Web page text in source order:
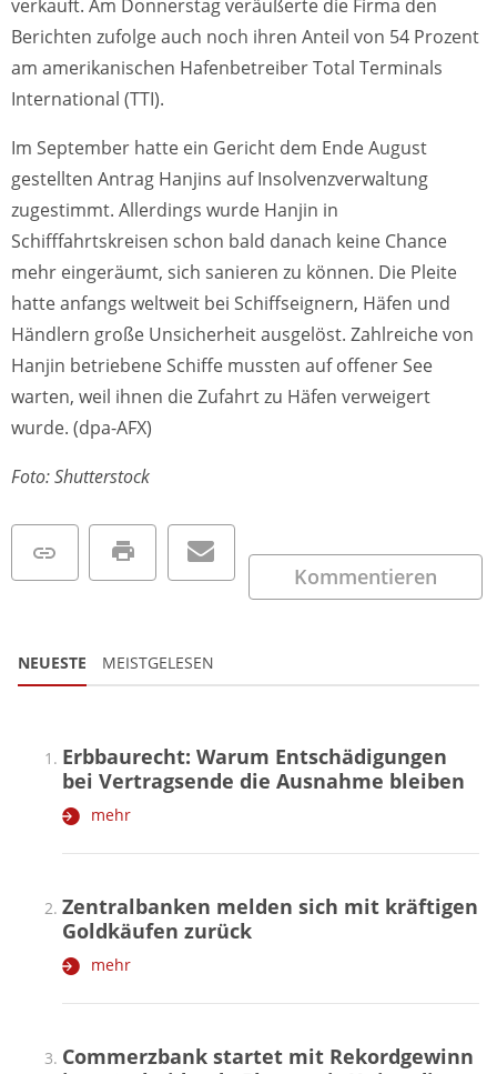
verkauft. Am Donnerstag veräußerte die Firma den
Berichten zufolge auch noch ihren Anteil von 54 Prozent
am amerikanischen Hafenbetreiber Total Terminals
International (TTI).
Im September hatte ein Gericht dem Ende August
gestellten Antrag Hanjins auf Insolvenzverwaltung
zugestimmt. Allerdings wurde Hanjin in
Schifffahrtskreisen schon bald danach keine Chance
mehr eingeräumt, sich sanieren zu können. Die Pleite
hatte anfangs weltweit bei Schiffseignern, Häfen und
Händlern große Unsicherheit ausgelöst. Zahlreiche von
Hanjin betriebene Schiffe mussten auf offener See
warten, weil ihnen die Zufahrt zu Häfen verweigert
wurde. (dpa-AFX)
Foto: Shutterstock
Kommentieren
NEUESTE MEISTGELESEN
Erbbaurecht: Warum Entschädigungen
bei Vertragsende die Ausnahme bleiben
mehr
Zentralbanken melden sich mit kräftigen
Goldkäufen zurück
mehr
Commerzbank startet mit Rekordgewinn